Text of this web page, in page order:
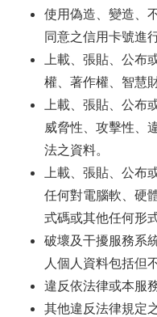
使用偽造、變造、
同意之信用卡號進
上載、張貼、公布
權、著作權、智慧
上載、張貼、公布
威脅性、攻擊性、
法之資料。
上載、張貼、公布
任何對電腦軟、硬
式碼或其他任何形
破壞及干擾服務系
人個人資料包括但
違反依法律或本服
其他違反法律規定